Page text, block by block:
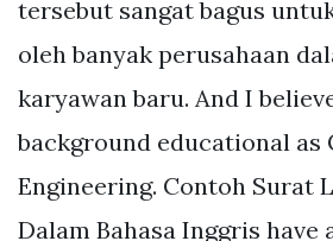
tersebut sangat bagus
oleh banyak perusahaan
karyawan baru. And I
background educational as
Engineering. Contoh Surat
Dalam Bahasa Inggris have